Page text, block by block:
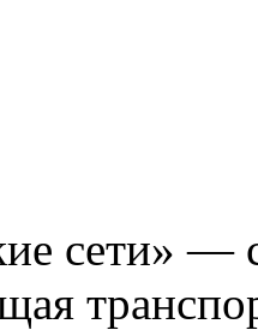
сети» —